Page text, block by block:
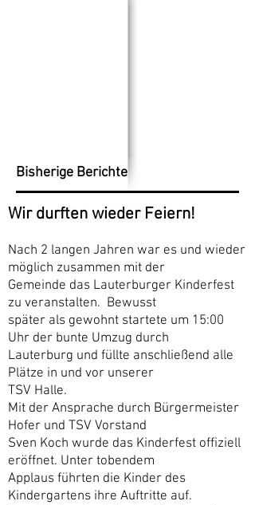
Bisherige Berichte
Wir durften wieder Feiern!
Nach 2 langen Jahren war es und wieder
möglich zusammen mit der
Gemeinde das Lauterburger Kinderfest
zu veranstalten. Bewusst
später als gewohnt startete um 15:00
Uhr der bunte Umzug durch
Lauterburg und füllte anschließend alle
Plätze in und vor unserer
TSV Halle.
Mit der Ansprache durch Bürgermeister
Hofer und TSV Vorstand
Sven Koch wurde das Kinderfest offiziell
eröffnet. Unter tobendem
Applaus führten die Kinder des
Kindergartens ihre Auftritte auf.